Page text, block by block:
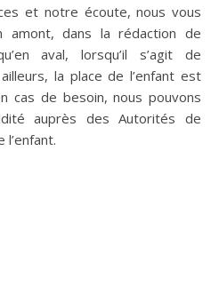
et notre écoute, nous vous
amont, dans la rédaction de
aval, lorsqu’il s’agit de
la place de l’enfant est
cas de besoin, nous pouvons
auprès des Autorités de